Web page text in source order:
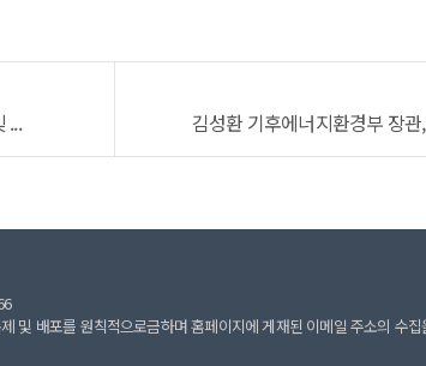
...
김성환 기후에너지환경부 장
및 배포를 원칙적으로금하며 홈페이지에 게재된 이메일 주소의 수